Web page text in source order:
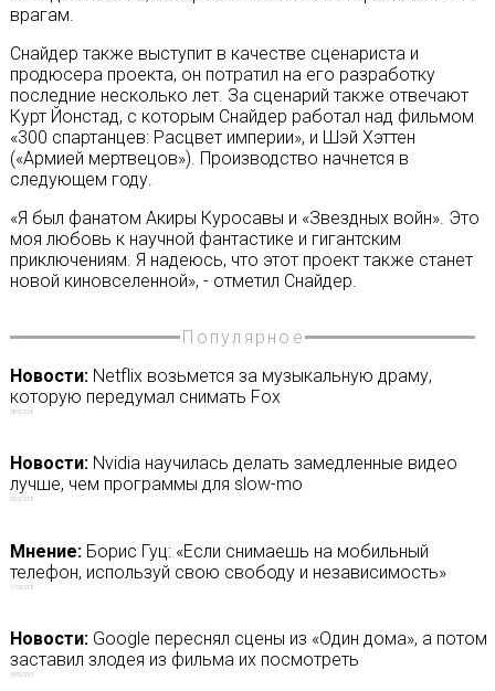
врагам.
Снайдер также выступит в качестве сценариста и
продюсера проекта, он потратил на его разработку
последние несколько лет. За сценарий также отвечают
Курт Йонстад, с которым Снайдер работал над фильмом
«300 спартанцев: Расцвет империи», и Шэй Хэттен
(«Армией мертвецов»). Производство начнется в
следующем году.
«Я был фанатом Акиры Куросавы и «Звездных войн». Это
моя любовь к научной фантастике и гигантским
приключениям. Я надеюсь, что этот проект также станет
новой киновселенной», - отметил Снайдер.
Популярное
Новости:Netflix возьмется за музыкальную драму,
которую передумал снимать Fox
08/07/2018
Новости:Nvidia научилась делать замедленные видео
лучше, чем программы для slow-mo
20/06/2018
Мнение:Борис Гуц: «Если снимаешь на мобильный
телефон, используй свою свободу и независимость»
11/09/2018
Новости:Google переснял сцены из «Один дома», а потом
заставил злодея из фильма их посмотреть
04/02/2019